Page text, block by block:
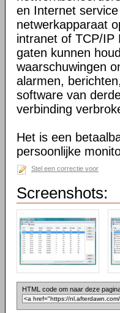
en Internet
netwerkapparaat
intranet of TCP/IP
gaten kunnen
waarschuwingen
alarmen,
software van
verbinding
Het is een
persoonlijke
Stel een correctie voor
Screenshots:
HTML code om naar deze